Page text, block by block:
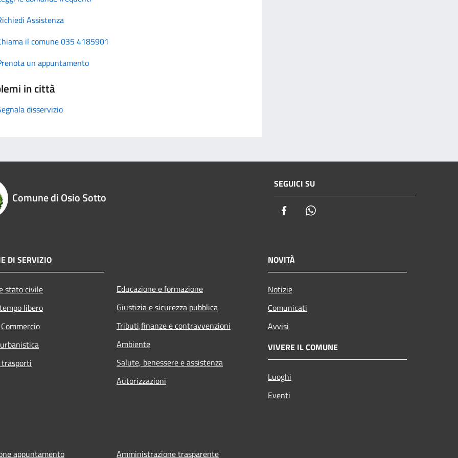
Assistenza
il comune 035 4185901
un appuntamento
in città
disservizio
Comune di Osio Sotto
SEGUICI SU
Facebook
DI SERVIZIO
stato civile
libero
Educazione e formazione
Giustizia e sicurezza pubblica
Tributi,finanze e contravvenzioni
Ambiente
Salute, benessere e assistenza
Autorizzazioni
NOVITÀ
Notizie
Comunicati
Avvisi
VIVERE IL COMUNE
Luoghi
Eventi
appuntamento Amministrazione trasparente